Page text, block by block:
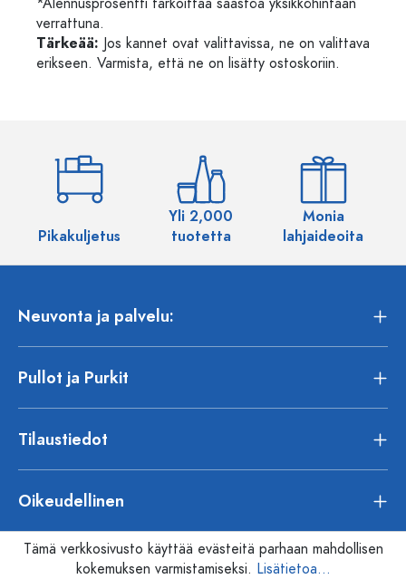
verrattuna.
Tärkeää: Jos kannet ovat valittavissa, ne on valittava
erikseen. Varmista, että ne on lisätty ostoskoriin.
Pikakuljetus
Yli 2,000
tuotetta
Monia
lahjaideoita
Neuvonta ja palvelu:
Pullot ja Purkit
Tilaustiedot
Oikeudellinen
Tämä verkkosivusto käyttää evästeitä parhaan mahdollisen
kokemuksen varmistamiseksi. Lisätietoa...